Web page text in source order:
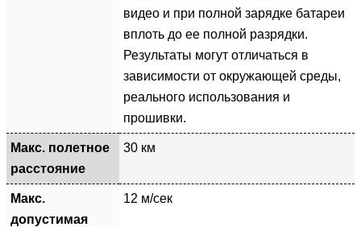
видео и при полной зарядке батареи
вплоть до ее полной разрядки.
Результаты могут отличаться в
зависимости от окружающей среды,
реального использования и
прошивки.
Макс. полетное
расстояние
30 км
Макс.
допустимая
12 м/сек